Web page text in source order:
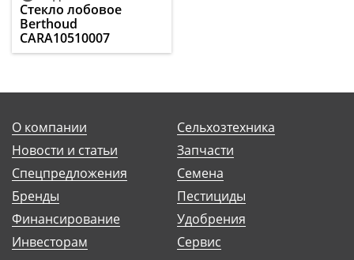
Стекло лобовое
Berthoud
CARA10510007
О компании
Новости и статьи
Спецпредложения
Бренды
Финансирование
Инвесторам
Сельхозтехника
Запчасти
Семена
Пестициды
Удобрения
Сервис